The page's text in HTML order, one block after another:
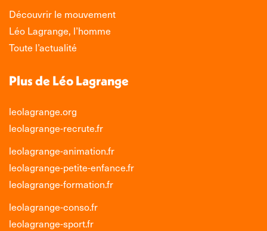
une
nouvelle
fenêtre
une
fenêtre
une
nouvelle
fenêtre
une
nouvelle
fenêtre
Découvrir le mouvement
Léo Lagrange, l’homme
Toute l’actualité
Plus de Léo Lagrange
leolagrange.org
leolagrange-recrute.fr
leolagrange-animation.fr
leolagrange-petite-enfance.fr
leolagrange-formation.fr
leolagrange-conso.fr
leolagrange-sport.fr